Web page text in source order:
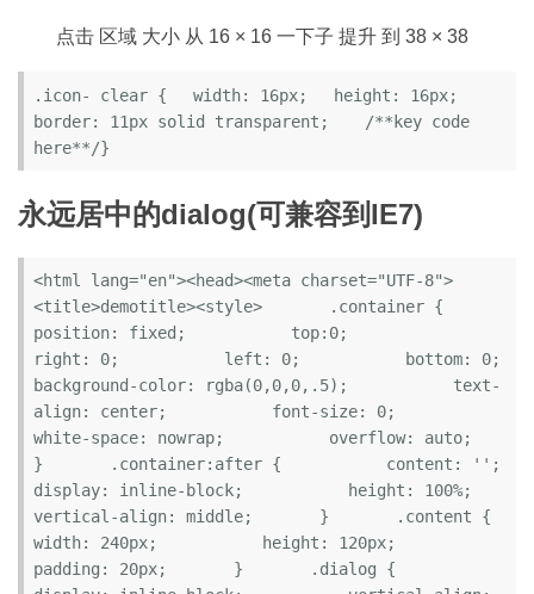
点击 区域 大小 从 16 × 16 一下子 提升 到 38 × 38
.icon- clear { 　width: 16px; 　height: 16px;
border: 11px solid transparent; 　 /**key code
here**/}
永远居中的dialog(可兼容到IE7)
<html lang="en"><head><meta charset="UTF-8">
<title>demotitle><style>       .container {
position: fixed;           top:0;
right: 0;           left: 0;           bottom: 0;
background-color: rgba(0,0,0,.5);           text-
align: center;           font-size: 0;
white-space: nowrap;           overflow: auto;
}       .container:after {           content: '';
display: inline-block;           height: 100%;
vertical-align: middle;       }       .content {
width: 240px;           height: 120px;
padding: 20px;       }       .dialog {